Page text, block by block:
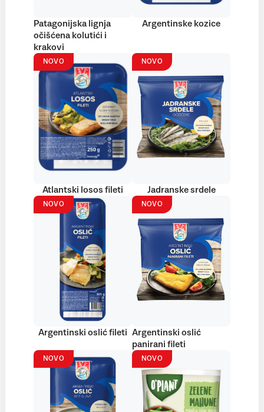
Patagonijska lignja
očišćena kolutići i
krakovi
Argentinske kozice
NOVO
Atlantski losos fileti
NOVO
Jadranske srdele
NOVO
Argentinski oslić fileti
NOVO
Argentinski oslić
panirani fileti
NOVO NOVO